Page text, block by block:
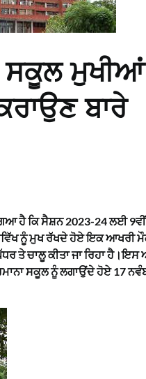
ਬਾਰੇ
ਹੈ ਕਿ ਸੈਸ਼ਨ 2023-24 ਲਈ 9ਵੀਂ
ਨੂੰ ਮੁਖ ਰੱਖਦੇ ਹੋਏ ਇਕ ਆਖਰੀ
ਤੇ ਚਾਲੂ ਕੀਤਾ ਜਾ ਰਿਹਾ
ਸਕੂਲ ਨੂੰ ਲਗਾਉਂਦੇ ਹੋਏ 17